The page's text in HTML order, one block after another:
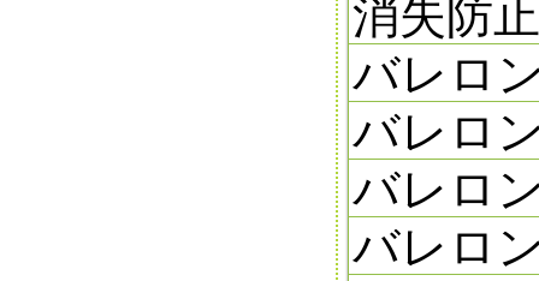
消失防
バレロ
バレロ
バレロ
バレロ